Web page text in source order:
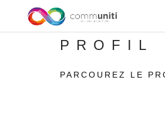
PROFIL
PARCOUREZ LE